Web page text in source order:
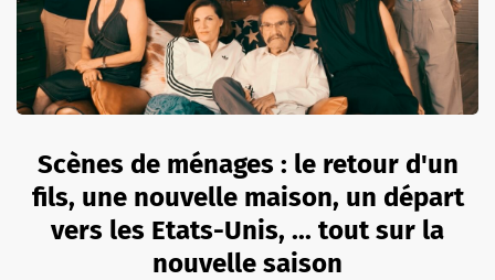
Scènes de ménages : le retour d'un
fils, une nouvelle maison, un départ
vers les Etats-Unis, ... tout sur la
nouvelle saison